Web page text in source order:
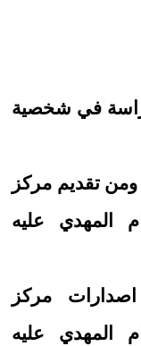
في شخصية
تقديم مركز
المهدي عليه
رقم ١٧٨ من اصدارات مركز
المهدي عليه